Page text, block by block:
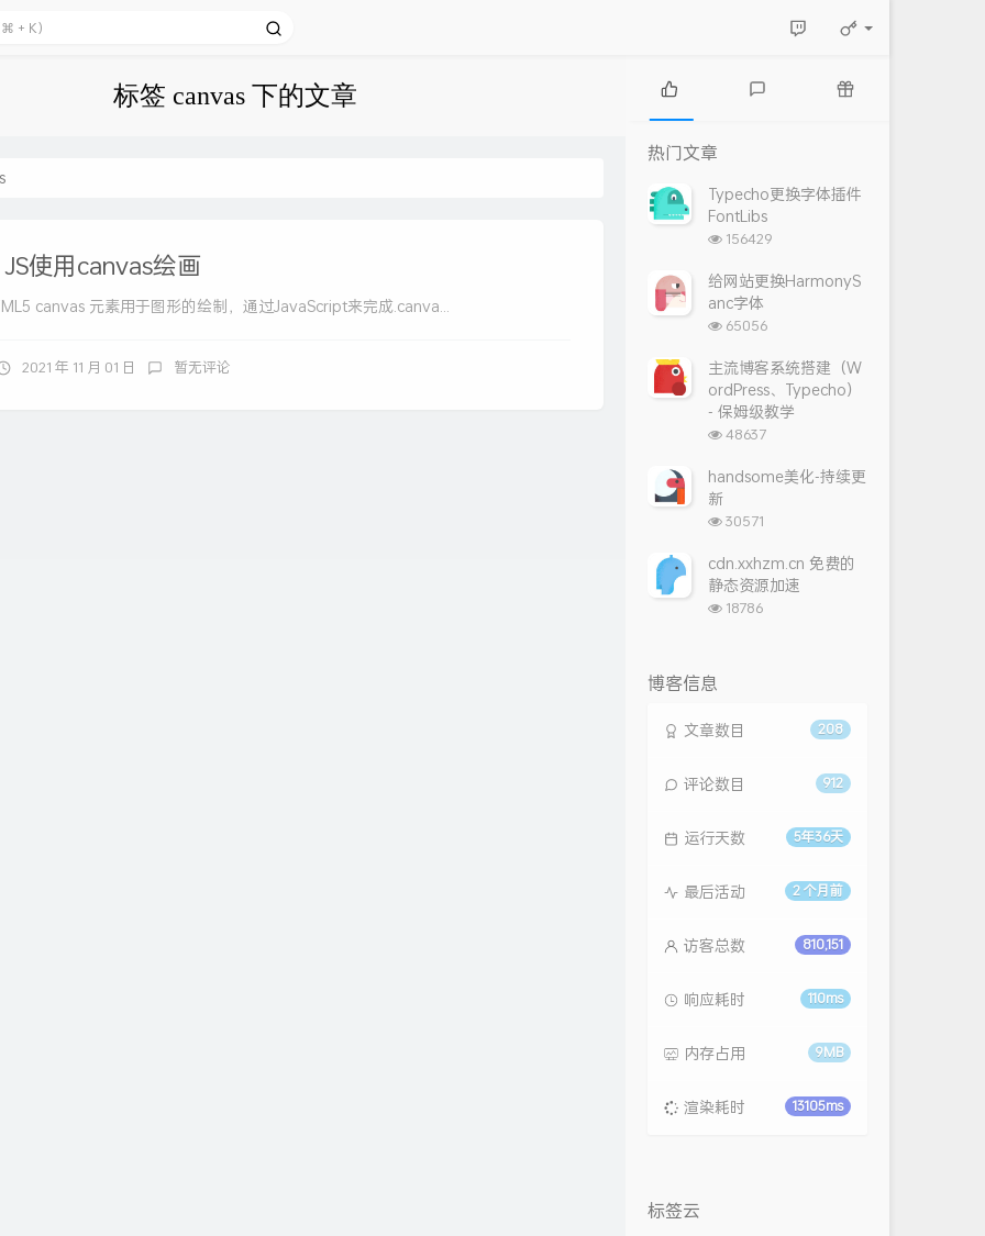
标签 canvas 下的文章
使用canvas绘画
canvas 元素用于图形的绘制，通过JavaScript来完成.canva...
2021 年 11 月 01 日 暂无评论
热
门
文
章
论
章
热门文章
Typecho更换字体插件
FontLibs
浏
次
数:
156429
给网站更换HarmonyS
anc字体
浏
次
数:
65056
主流博客系统搭建（W
ordPress、Typecho）
- 保姆级教学
浏
次
48637
handsome美化-持续更
新
浏
次
数:
30571
cdn.xxhzm.cn 免费的
静态资源加速
浏
18786
博客信息
208
文章数目
912
评论数目
5年36天
运行天数
2 个月前
最后活动
810,151
访客总数
110ms
响应耗时
9MB
内存占用
13105ms
渲染耗时
标签云